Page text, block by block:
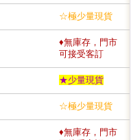
☆極少量現貨
♦無庫存，門市
可接受客訂
★少量現貨
☆極少量現貨
♦無庫存，門市